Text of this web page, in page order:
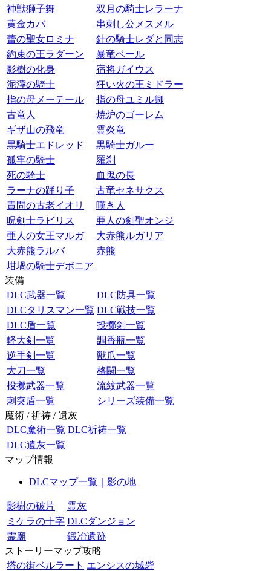
神獣獅子舞
双月の騎士レラーナ
黄金カバ
串刺し公メスメル
蕾の聖女ロミナ
針の騎士レダと同志
約束の王ラダーン
暴竜ベール
影樹の化身
宿将ガイウス
泥濘の騎士
狂い火の王ミドラー
指の母メーテール
指の母ユミル卿
古竜人
焼炉のゴーレム
ギザ山の飛竜
霊炎竜
黒騎士エドレッド
黒騎士ガルー
孤牢の騎士
羅刹
死の騎士
血鬼の長
ラーナの踊り子
古竜セネサクス
責問の古老イオリ
嘆き人
呪剣士ラビリス
亜人の剣聖オンジ
亜人の女王マルガ
大赤熊ルガリア
大赤熊ラルバ
赤熊
坩堝の騎士デボニア
装備
DLC武器一覧
DLC防具一覧
DLCタリスマン一覧 DLC戦技一覧
DLC盾一覧
投擲剣一覧
軽大剣一覧
調香瓶一覧
逆手剣一覧
獣爪一覧
大刀一覧
格闘一覧
投擲武器一覧
流紋武器一覧
刺突盾一覧
シリーズ装備一覧
魔術 / 祈祷 / 遺灰
DLC魔術一覧 DLC祈祷一覧
DLC遺灰一覧
マップ情報
DLCマップ一覧｜影の地
影樹の破片
霊灰
ミケラの十字 DLCダンジョン
霊廟
鍛冶遺跡
ストーリーマップ攻略
塔の街ベルラート エンシスの城砦